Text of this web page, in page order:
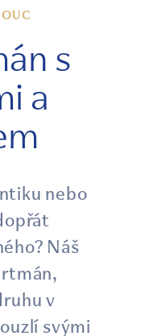
s
a
nebo
Náš
v
svými